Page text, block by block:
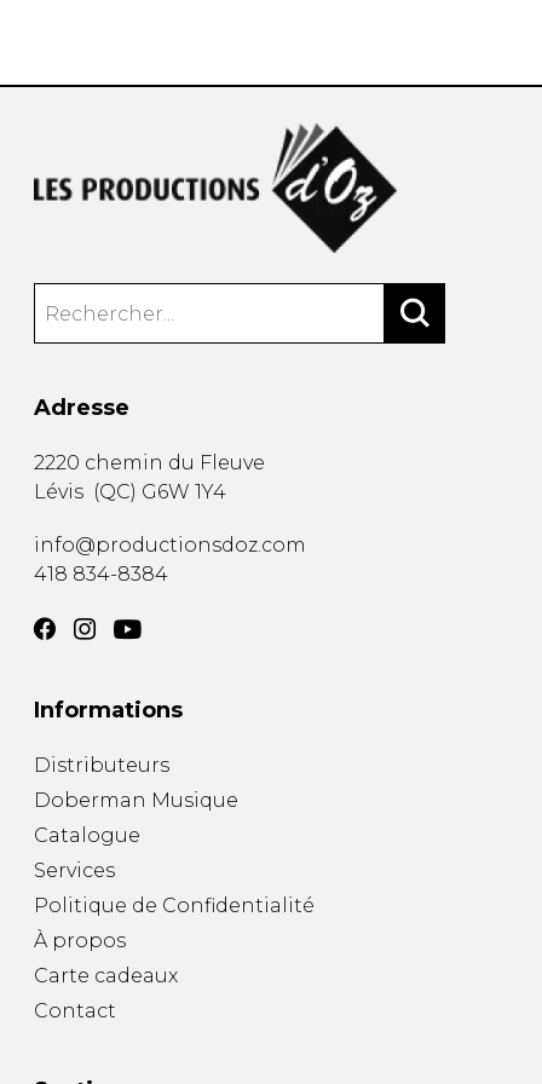
Adresse
2220 chemin du Fleuve
Lévis (QC) G6W 1Y4
info@productionsdoz.com
418 834-8384
Informations
Distributeurs
Doberman Musique
Catalogue
Services
Politique de Confidentialité
À propos
Carte cadeaux
Contact